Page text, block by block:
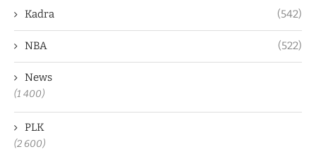
Kadra (542)
NBA (522)
News
(1 400)
PLK
(2 600)